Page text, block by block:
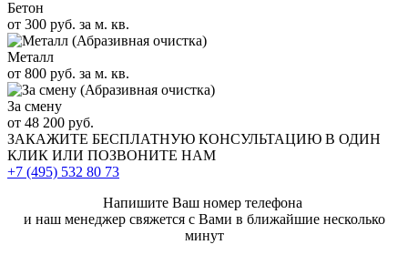
Бетон
от 300 руб. за м. кв.
Металл
от 800 руб. за м. кв.
За смену
от 48 200 руб.
ЗАКАЖИТЕ БЕСПЛАТНУЮ КОНСУЛЬТАЦИЮ В ОДИН
КЛИК ИЛИ ПОЗВОНИТЕ НАМ
+7 (495) 532 80 73
Напишите Ваш номер телефона
и наш менеджер свяжется с Вами в ближайшие несколько
минут